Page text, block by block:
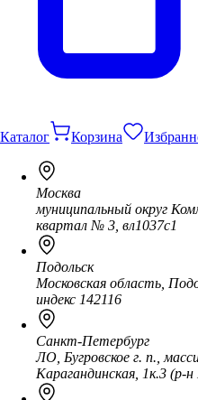
Каталог Корзина
Москва
муниципальный округ
квартал № 3, вл1037с1
Подольск
Московская область,
индекс 142116
Санкт-Петербург
ЛО, Бугровское г. п.,
Карагандинская, 1к.3